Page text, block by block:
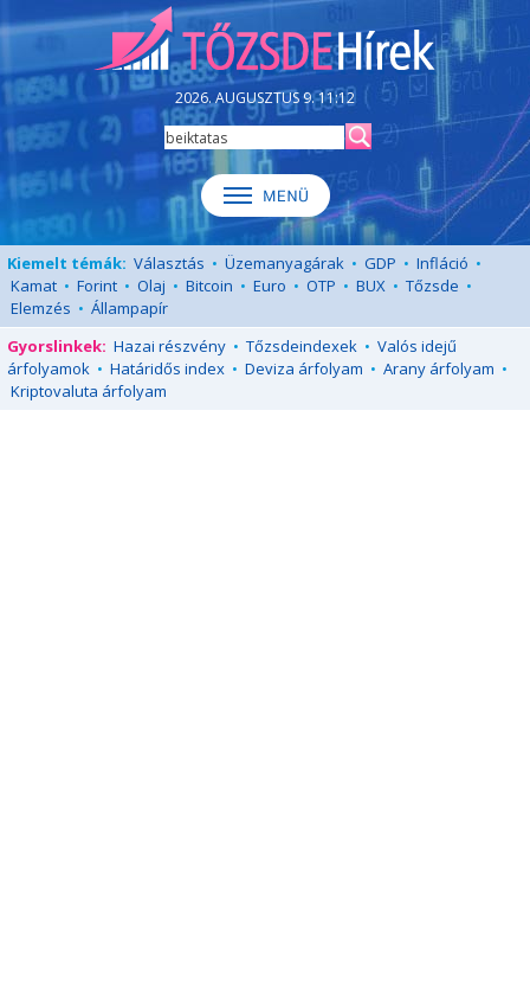
2026. AUGUSZTUS 9. 11:12
Kiemelt témák: Választás • Üzemanyagárak • GDP • Infláció •
Kamat • Forint • Olaj • Bitcoin • Euro • OTP • BUX • Tőzsde •
Elemzés • Állampapír
Gyorslinkek: Hazai részvény • Tőzsdeindexek • Valós idejű
árfolyamok • Határidős index • Deviza árfolyam • Arany árfolyam •
Kriptovaluta árfolyam